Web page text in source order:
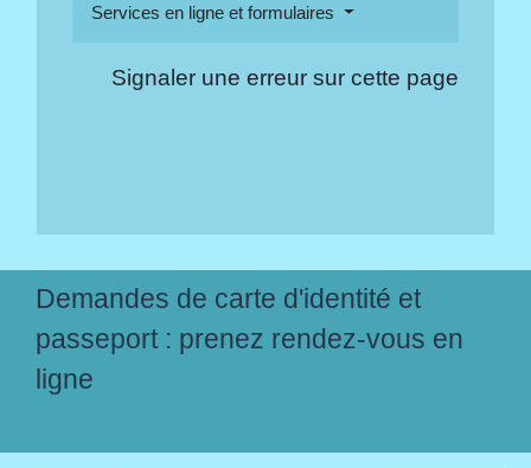
Services en ligne et formulaires
Signaler une erreur sur cette page
Demandes de carte d'identité et
passeport : prenez rendez-vous en
ligne